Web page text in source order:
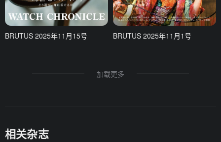
BRUTUS 2025年11月15号 BRUTUS 2025年11月1号
加载更多
相关杂志